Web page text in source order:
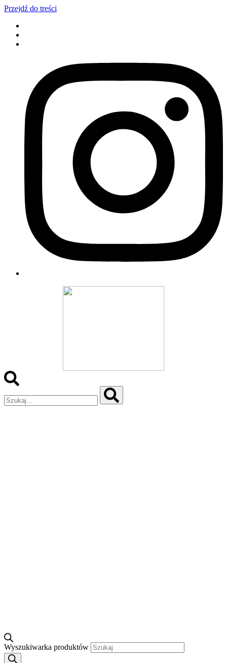
Przejdź do treści
Wyszukiwarka produktów